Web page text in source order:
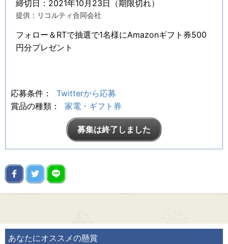
締切日：2021年10月23日（期限切れ）
提供：リコルティ合同会社
フォロー＆RTで抽選で1名様にAmazonギフト券500
円分プレゼント
応募条件：
Twitterから応募
賞品の種類：
家電・ギフト券
募集は終了しました
あなたにオススメの懸賞